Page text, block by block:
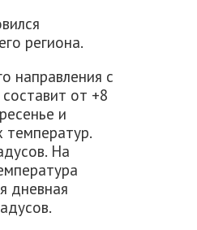
региона.
направления с
от +8
и
температур.
На
дневная